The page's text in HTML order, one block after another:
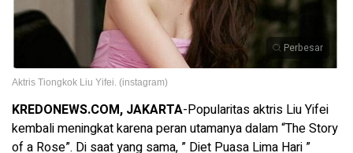
Perbesar
Aktris Tiongkok Liu Yifei. (instagram)
KREDONEWS.COM, JAKARTA-Popularitas aktris Liu Yifei
kembali meningkat karena peran utamanya dalam “The Story
of a Rose”. Di saat yang sama, ” Diet Puasa Lima Hari ”